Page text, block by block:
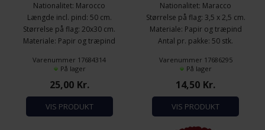
Nationalitet: Marocco
Længde incl. pind: 50 cm.
Størrelse på flag: 20x30 cm.
Materiale: Papir og træpind
Varenummer 17684314
På lager
25,00 Kr.
VIS PRODUKT
Nationalitet: Maracco
Størrelse på flag: 3,5 x 2,5 cm.
Materiale: Papir og træpind
Antal pr. pakke: 50 stk.
Varenummer 17686295
På lager
14,50 Kr.
VIS PRODUKT